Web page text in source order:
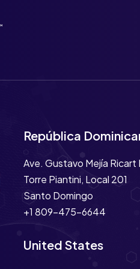
República
Ave. Gustavo Mejía Ricart
Torre Piantini, Local 201
Santo Domingo
+1 809-475-6644
United States